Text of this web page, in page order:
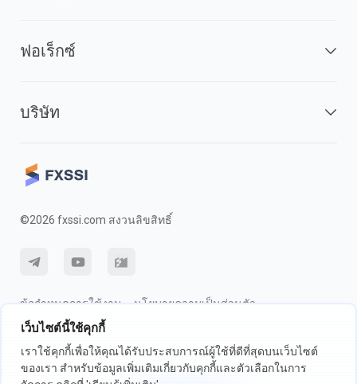
เว็บไซต์นี้ใช้คุกกี้
เราใช้คุกกี้เพื่อให้คุณได้รับประสบการณ์ผู้ใช้ที่ดีที่สุดบนเว็บไซต์
ของเรา สำหรับข้อมูลเพิ่มเติมเกี่ยวกับคุกกี้และตัวเลือกในการ
ฟอเร็กซ์
บริษัท
©2026 fxssi.com สงวนลิขสิทธิ์
ข้อกำหนดการใช้งาน
นโยบายความเป็นส่วนตัว
การเปิดเผยความเสี่ยง